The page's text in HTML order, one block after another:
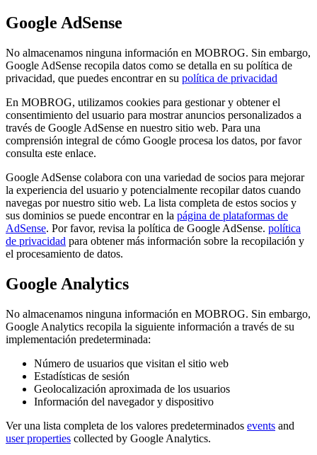
Google AdSense
No almacenamos ninguna información en MOBROG. Sin embargo,
Google AdSense recopila datos como se detalla en su política de
privacidad, que puedes encontrar en su política de privacidad
En MOBROG, utilizamos cookies para gestionar y obtener el
consentimiento del usuario para mostrar anuncios personalizados a
través de Google AdSense en nuestro sitio web. Para una
comprensión integral de cómo Google procesa los datos, por favor
consulta este enlace.
Google AdSense colabora con una variedad de socios para mejorar
la experiencia del usuario y potencialmente recopilar datos cuando
navegas por nuestro sitio web. La lista completa de estos socios y
sus dominios se puede encontrar en la página de plataformas de
AdSense. Por favor, revisa la política de Google AdSense. política
de privacidad para obtener más información sobre la recopilación y
el procesamiento de datos.
Google Analytics
No almacenamos ninguna información en MOBROG. Sin embargo,
Google Analytics recopila la siguiente información a través de su
implementación predeterminada:
Número de usuarios que visitan el sitio web
Estadísticas de sesión
Geolocalización aproximada de los usuarios
Información del navegador y dispositivo
Ver una lista completa de los valores predeterminados events and
user properties collected by Google Analytics.